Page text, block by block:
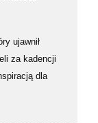
ujawnił
za kadencji
dla